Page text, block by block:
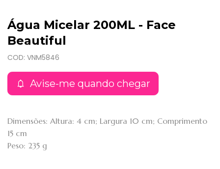
Água Micelar 200ML - Face
Beautiful
COD: VNM5846
Avise-me quando chegar
Dimensões: Altura: 4 cm; Largura 10 cm; Comprimento
15 cm
Peso: 235 g